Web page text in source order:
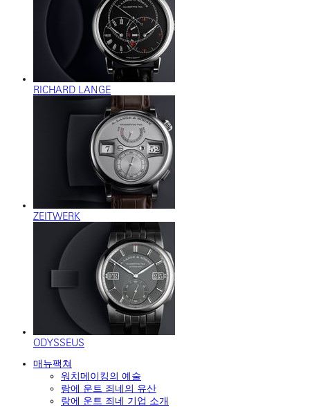
RICHARD LANGE
ZEITWERK
ODYSSEUS
매뉴팩쳐
워치메이킹의 예술
랑에 운트 죄네의 유산
랑에 운트 죄네 기업 소개